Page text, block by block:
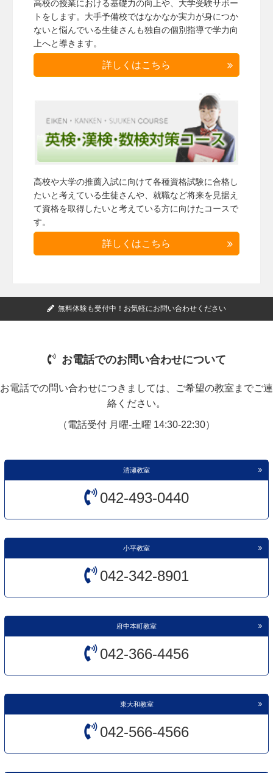
高校の授業における基礎力の向上や、大学受験サポー
トをします。大手予備校ではなかなか実力が身につか
ないと悩んでいる生徒さんも独自の個別指導で学力向
上へと導きます。
詳しくはこちら
高校や大学の推薦入試に向けて各種資格試験に合格し
たいと考えている生徒さんや、就職など将来を見据え
て資格を取得したいと考えている方に向けたコースで
す。
詳しくはこちら
無料体験も受付中！お気軽にお問い合わせください
お電話でのお問い合わせについて
お電話での問い合わせにつきましては、ご希望の教室までご連
絡ください。
（電話受付 月曜-土曜 14:30-22:30）
清瀬教室
042-493-0440
小平教室
042-342-8901
府中本町教室
042-366-4456
東大和教室
042-566-4566